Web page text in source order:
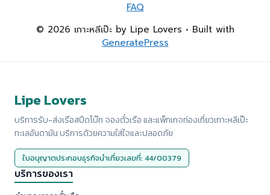
FAQ
© 2026 เกาะหลีเป๊ะ by Lipe Lovers • Built with
GeneratePress
Lipe Lovers
บริการรับ-ส่งเรือสปีดโบ๊ท จองตั๋วเรือ และแพ็กเกจท่องเที่ยวเกาะหลีเป๊ะ
ทะเลอันดามัน บริการด้วยความใส่ใจและปลอดภัย
ใบอนุญาตประกอบธุรกิจนำเที่ยวเลขที่: 44/00379
บริการของเรา